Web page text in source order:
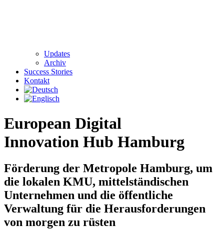
Updates
Archiv
Success Stories
Kontakt
European Digital
Innovation Hub Hamburg
Förderung der Metropole Hamburg, um
die lokalen KMU, mittelständischen
Unternehmen und die öffentliche
Verwaltung für die Herausforderungen
von morgen zu rüsten